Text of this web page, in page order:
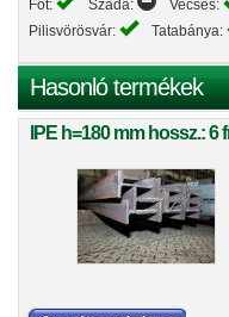
Fót: Szada: Vecsés:
Pilisvörösvár:
Tatabánya:
Hasonló termékek
IPE h=180 mm hossz.: